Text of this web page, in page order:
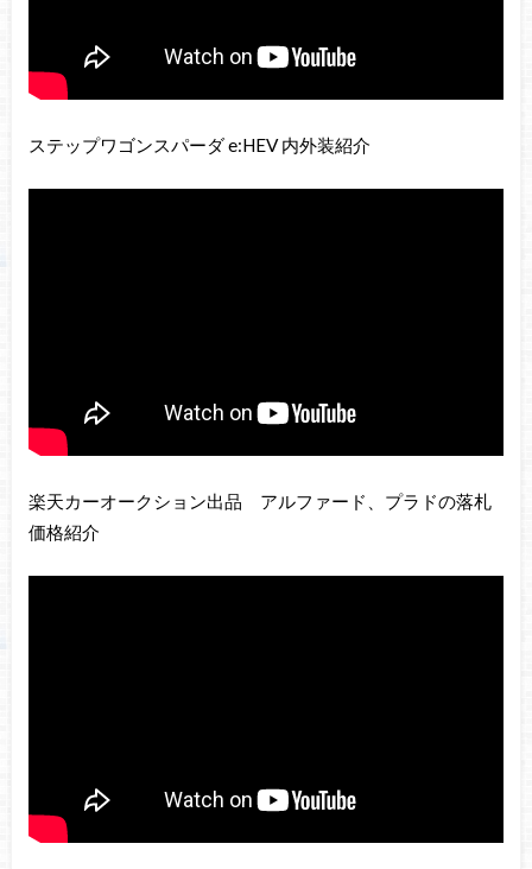
ステップワゴンスパーダ e:HEV 内外装紹介
楽天カーオークション出品 アルファード、プラドの落札
価格紹介